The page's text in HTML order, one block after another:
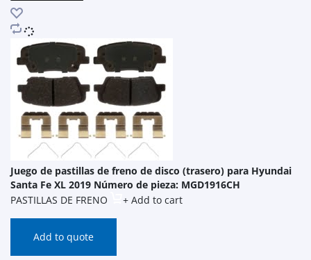
Juego de pastillas de freno de disco (trasero) para Hyundai
Santa Fe XL 2019 Número de pieza: MGD1916CH
PASTILLAS DE FRENO
+ Add to cart
Add to quote